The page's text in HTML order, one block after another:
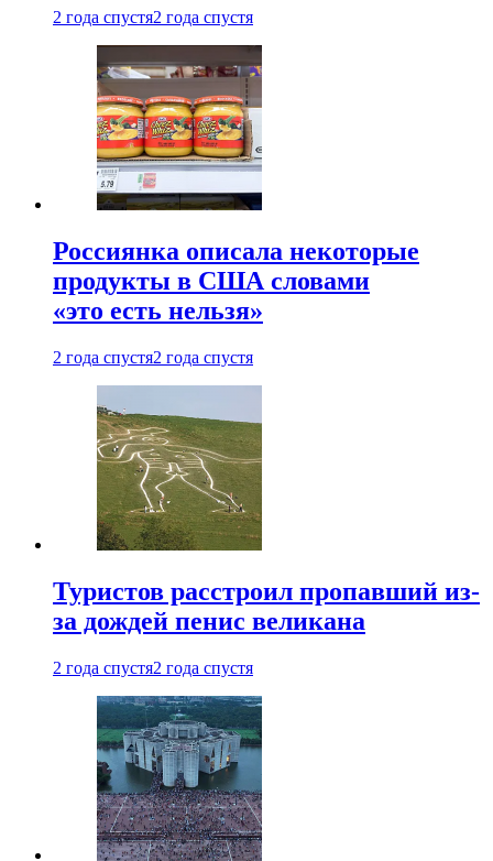
2 года спустя2 года спустя
Россиянка описала некоторые
продукты в США словами
«это есть нельзя»
2 года спустя2 года спустя
Туристов расстроил пропавший из-
за дождей пенис великана
2 года спустя2 года спустя